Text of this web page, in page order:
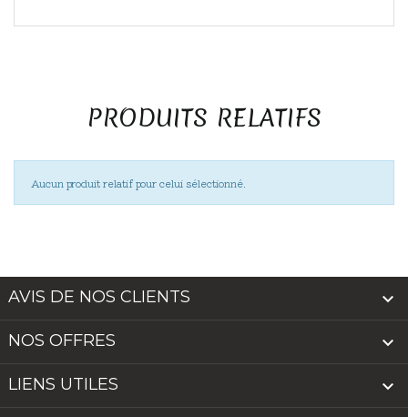
PRODUITS RELATIFS
Aucun produit relatif pour celui sélectionné.
AVIS DE NOS CLIENTS 
NOS OFFRES 
LIENS UTILES 